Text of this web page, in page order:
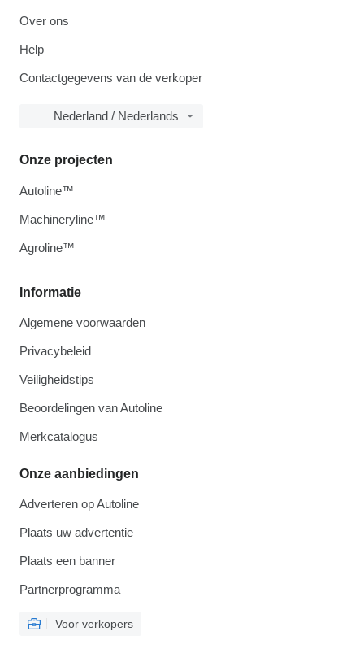
Over ons
Help
Contactgegevens van de verkoper
Nederland / Nederlands
Informatie
Algemene voorwaarden
Privacybeleid
Veiligheidstips
Beoordelingen van Autoline
Merkcatalogus
Onze aanbiedingen
Adverteren op Autoline
Plaats uw advertentie
Plaats een banner
Partnerprogramma
Voor verkopers
Onze projecten
Autoline™
Machineryline™
Agroline™